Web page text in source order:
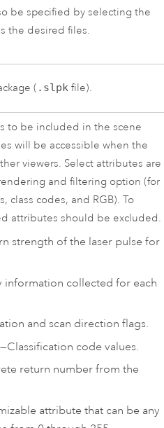
be specified by selecting the
the desired files.
( .slpk file).
to be included in the scene
will be accessible when the
viewers. Select attributes are
and filtering option (for
class codes, and RGB). To
attributes should be excluded.
strength of the laser pulse for
information collected for each
and scan direction flags.
—Classification code values.
return number from the
attribute that can be any